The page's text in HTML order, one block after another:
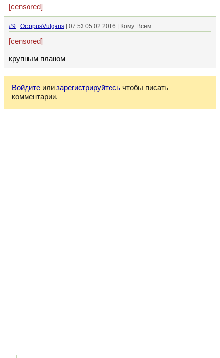
[censored]
#9 OctopusVulgaris | 07:53 05.02.2016 | Кому: Всем
[censored]
крупным планом
Войдите или зарегистрируйтесь чтобы писать
комментарии.